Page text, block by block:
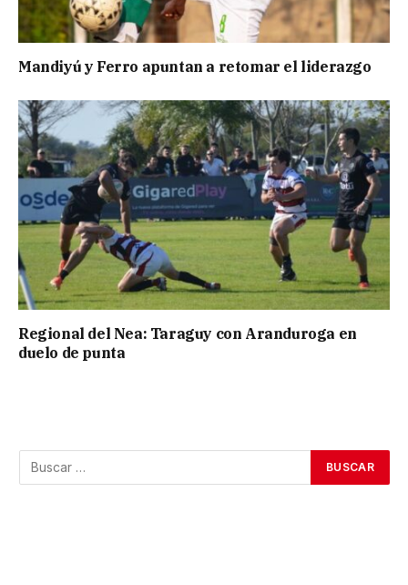
Mandiyú y Ferro apuntan a retomar el liderazgo
Regional del Nea: Taraguy con Aranduroga en
duelo de punta